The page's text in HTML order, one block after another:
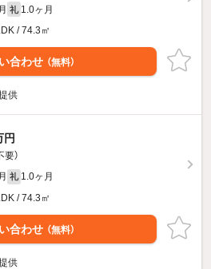
礼 1.0ヶ月
/ 74.3㎡
合わせ （無料）
供
円
要）
礼 1.0ヶ月
/ 74.3㎡
合わせ （無料）
供